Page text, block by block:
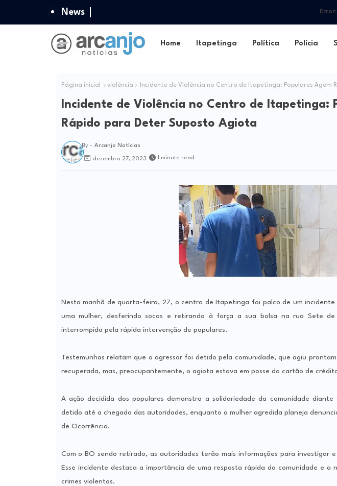
News Error:
Home Itapetinga Política Polícia
Página inicial violência Incidente de Violência no Centro de Itapetinga: Populares Agem
Incidente de Violência no Centro de Itapetinga:
Rápido para Deter Suposto Agiota
By - Arcanjo Notícias
dezembro 27, 2023 1 minute read
Nesta manhã de quarta-feira, 27, o centro de Itapetinga foi palco de um
uma mulher, desferindo socos e retirando à força a sua bolsa na rua Sete
interrompida pela rápida intervenção de populares.
Testemunhas relatam que o agressor foi detido pela comunidade, que agiu
recuperada, mas, preocupantemente, o agiota estava em posse do cartão de
A ação decidida dos populares demonstra a solidariedade da comunidade
detido até a chegada das autoridades, enquanto a mulher agredida planeja
de Ocorrência.
Com o BO sendo retirado, as autoridades terão mais informações para investigar
Esse incidente destaca a importância de uma resposta rápida da comunidade e a
crimes violentos.